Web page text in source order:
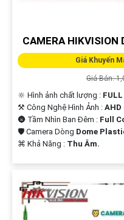
CAMERA
Giá Khuyến
Giá Bán:
🔆 Hình ảnh chất lượng : FULL
⚒ Công Nghệ Hình Ảnh : AHD
🌚 Tầm Nhìn Ban Đêm : Full
🛡 Camera Dòng Dome
️⌘ Khả Năng : Thu Âm.